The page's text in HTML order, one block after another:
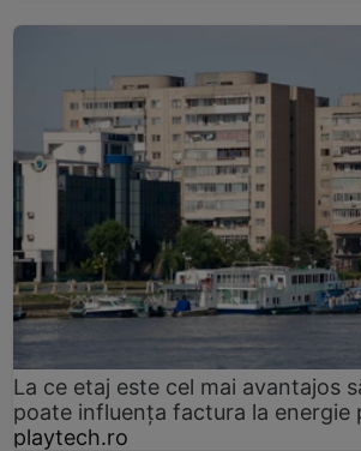
La ce etaj este cel mai avantajos
poate influența factura la energie
playtech.ro